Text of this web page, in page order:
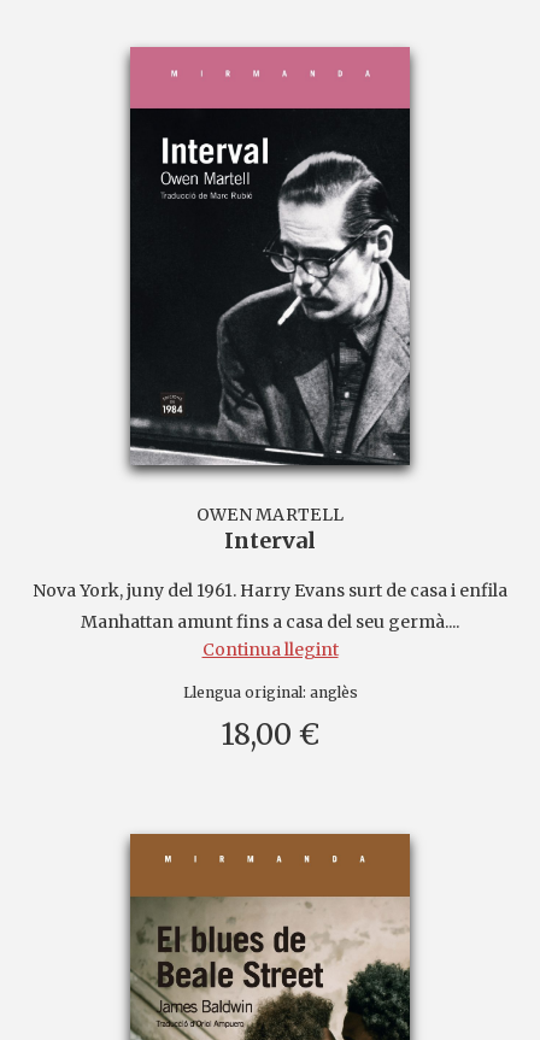
OWEN MARTELL
Interval
Nova York, juny del 1961. Harry Evans surt de casa i enfila
Manhattan amunt fins a casa del seu germà....
Continua llegint
Llengua original: anglès
18,00 €